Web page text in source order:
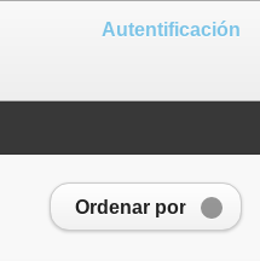
Autentificación
Ordenar por